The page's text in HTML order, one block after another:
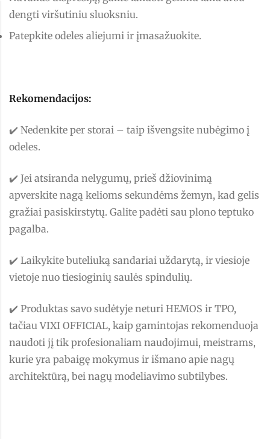
dengti viršutiniu sluoksniu.
Patepkite odeles aliejumi ir įmasažuokite.
Rekomendacijos:
✔️ Nedenkite per storai – taip išvengsite nubėgimo į
odeles.
✔️ Jei atsiranda nelygumų, prieš džiovinimą
apverskite nagą kelioms sekundėms žemyn, kad gelis
gražiai pasiskirstytų. Galite padėti sau plono teptuko
pagalba.
✔️ Laikykite buteliuką sandariai uždarytą, ir viesioje
vietoje nuo tiesioginių saulės spindulių.
✔️ Produktas savo sudėtyje neturi HEMOS ir TPO,
tačiau VIXI OFFICIAL, kaip gamintojas rekomenduoja
naudoti jį tik profesionaliam naudojimui, meistrams,
kurie yra pabaigę mokymus ir išmano apie nagų
architektūrą, bei nagų modeliavimo subtilybes.